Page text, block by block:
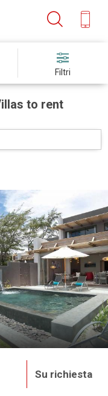
Filtri
to rent
Su richiesta